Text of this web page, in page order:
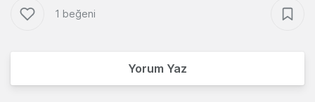
1 beğeni
Yorum Yaz